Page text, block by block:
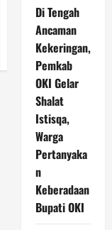
Di Tengah
Ancaman
Kekeringan,
Pemkab
OKI Gelar
Shalat
Istisqa,
Warga
Pertanyaka
n
Keberadaan
Bupati OKI